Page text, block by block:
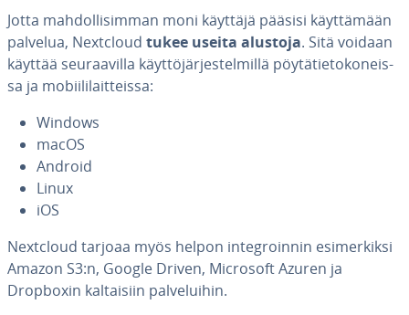
Jotta mah­dol­li­sim­man moni käyttäjä pääsisi käyt­tä­mään
palvelua, Nextcloud tukee useita alustoja. Sitä voidaan
käyttää seu­raa­vil­la käyt­tö­jär­jes­tel­mil­lä pöy­tä­tie­to­ko­neis­
sa ja mo­bii­li­lait­teis­sa:
Windows
macOS
Android
Linux
iOS
Nextcloud tarjoaa myös helpon in­tegroin­nin esi­mer­kik­si
Amazon S3:n, Google Driven, Microsoft Azuren ja
Dropboxin kal­tai­siin pal­ve­lui­hin.